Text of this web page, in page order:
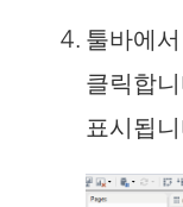
툴바에서
클릭합
표시됩